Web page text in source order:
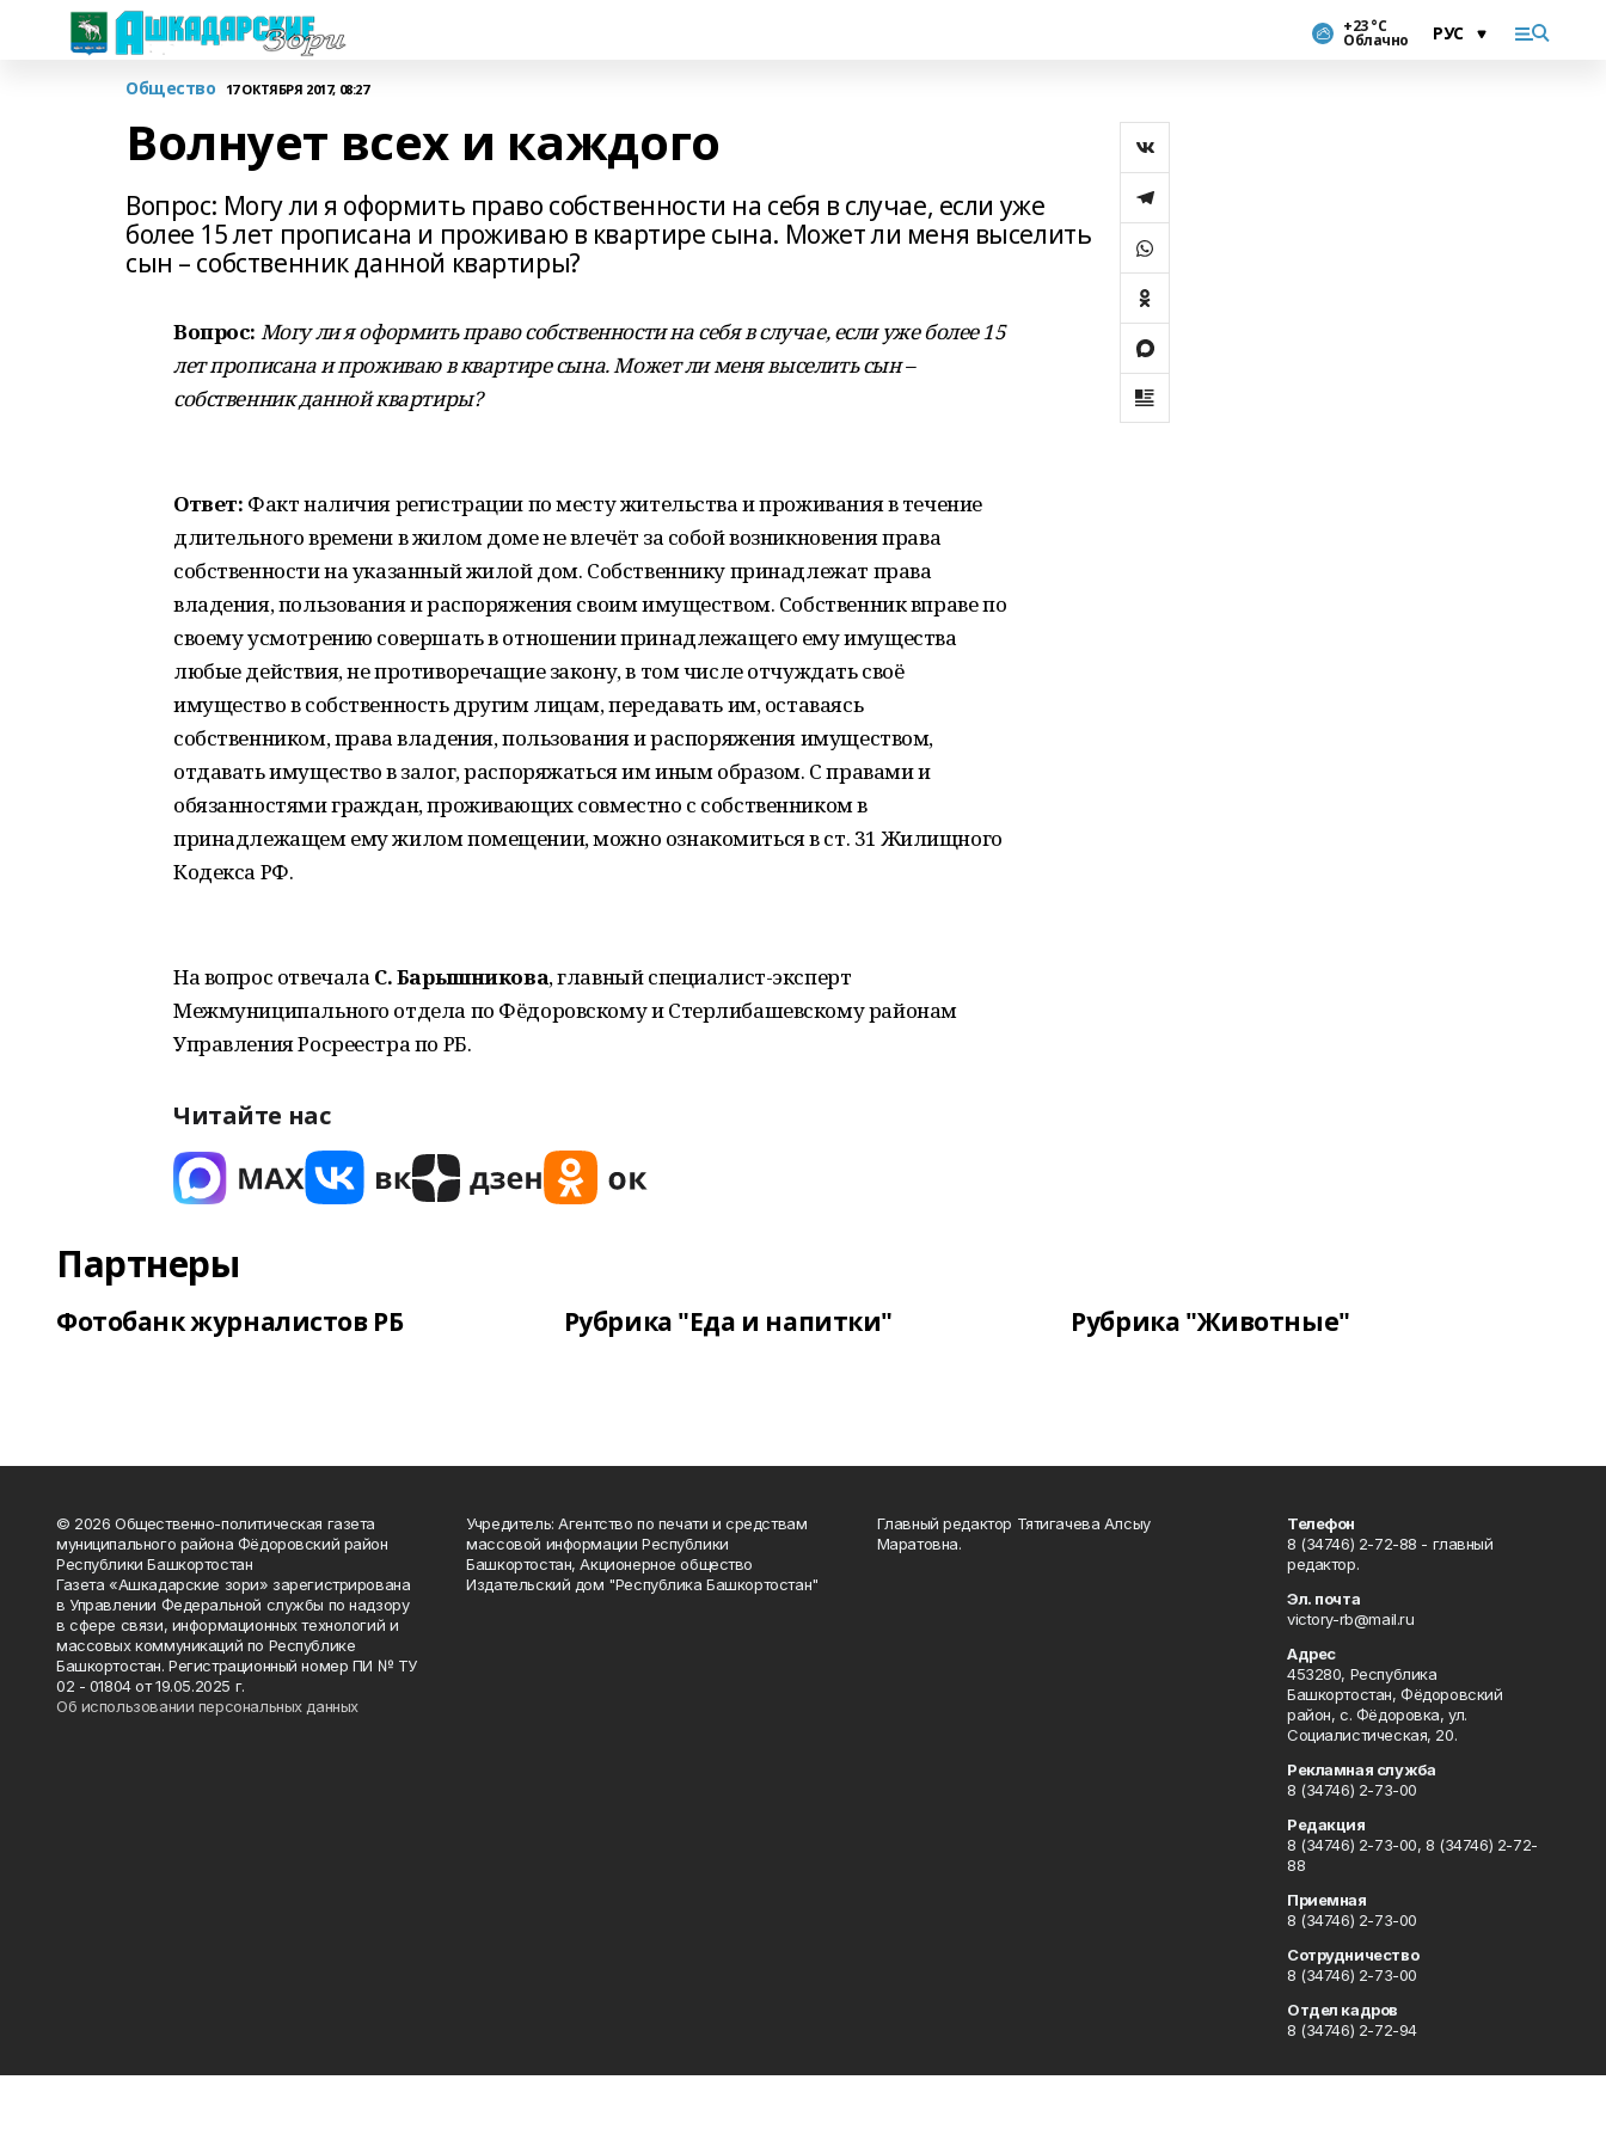
+23 °С
Облачно
Общество 17 ОКТЯБРЯ 2017, 08:27
Волнует всех и каждого
Вопрос: Могу ли я оформить право собственности на себя в случае, если уже
более 15 лет прописана и проживаю в квартире сына. Может ли меня выселить
сын – собственник данной квартиры?
Вопрос: Могу ли я оформить право собственности на себя в случае, если уже более 15
лет прописана и проживаю в квартире сына. Может ли меня выселить сын –
собственник данной квартиры?
Ответ: Факт наличия регистрации по месту жительства и проживания в течение
длительного времени в жилом доме не влечёт за собой возникновения права
собственности на указанный жилой дом. Собственнику принадлежат права
владения, пользования и распоряжения своим имуществом. Собственник вправе по
своему усмотрению совершать в отношении принадлежащего ему имущества
любые действия, не противоречащие закону, в том числе отчуждать своё
имущество в собственность другим лицам, передавать им, оставаясь
собственником, права владения, пользования и распоряжения имуществом,
отдавать имущество в залог, распоряжаться им иным образом. С правами и
обязанностями граждан, проживающих совместно с собственником в
принадлежащем ему жилом помещении, можно ознакомиться в ст. 31 Жилищного
Кодекса РФ.
На вопрос отвечала С. Барышникова, главный специалист-эксперт
Межмуниципального отдела по Фёдоровскому и Стерлибашевскому районам
Управления Росреестра по РБ.
Читайте нас
Партнеры
Фотобанк журналистов РБ Рубрика "Еда и напитки" Рубрика "Животные"
© 2026 Общественно-политическая газета
муниципального района Фёдоровский район
Республики Башкортостан
Газета «Ашкадарские зори» зарегистрирована
в Управлении Федеральной службы по надзору
в сфере связи, информационных технологий и
массовых коммуникаций по Республике
Башкортостан. Регистрационный номер ПИ № ТУ
02 - 01804 от 19.05.2025 г.
Об использовании персональных данных
Учредитель: Агентство по печати и средствам
массовой информации Республики
Башкортостан, Акционерное общество
Издательский дом "Республика Башкортостан"
Главный редактор Тятигачева Алсыу
Маратовна.
Телефон
8 (34746) 2-72-88 - главный
редактор.
Эл. почта
victory-rb@mail.ru
Адрес
453280, Республика
Башкортостан, Фёдоровский
район, с. Фёдоровка, ул.
Социалистическая, 20.
Рекламная служба
8 (34746) 2-73-00
Редакция
8 (34746) 2-73-00, 8 (34746) 2-72-
88
Приемная
8 (34746) 2-73-00
Сотрудничество
8 (34746) 2-73-00
Отдел кадров
8 (34746) 2-72-94